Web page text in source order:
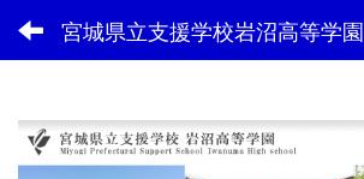
宮城県立支援学校岩沼高等学園